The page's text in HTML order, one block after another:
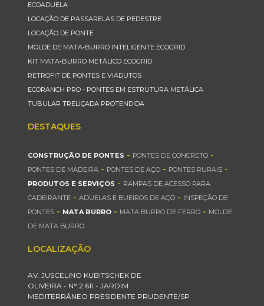
ECOADUELA
LOCAÇÃO DE PASSARELAS DE PEDESTRE
LOCAÇÃO DE PONTE
MOLDE DE MATA-BURRO INTELIGENTE ECOGRID
KIT MATA-BURRO METÁLICO ECOGRID
RETROFIT DE PONTES E VIADUTOS
ECORANCH PRO - PONTES EM ESTRUTURA METÁLICA
TUBULAR TRELIÇADA PROTENDIDA
DESTAQUES
CONSTRUÇÃO DE PONTES - PONTES DE CONCRETO -
PONTES DE MADEIRA - PONTES DE AÇO - PONTES RURAIS -
PRODUTOS E SERVIÇOS - RAMPAS DE ACESSO PARA
CADEIRANTE -ADUELAS E BUEIROS DE AÇO - INSPEÇÃO DE
PONTES - MATA BURRO - MATA BURRO DE FERRO - MOLDE
DE MATA BURRO
LOCALIZAÇÃO
AV. JUSCELINO KUBITSCHEK DE
OLIVEIRA - N° 2.611 - JARDIM
MEDITERRÂNEO PRESIDENTE PRUDENTE/SP